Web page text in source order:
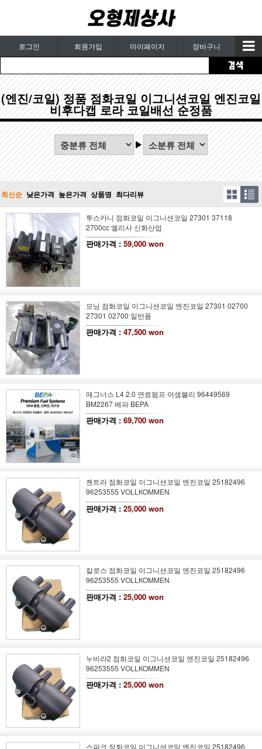
로그인 회원가입 마이페이지 장바구니
(엔진/코일) 정품 점화코일 이그니션코일 엔진코일
비후다캡 로라 코일배선 순정품
최신순 낮은가격 높은가격 상품명 최다리뷰
투스카니 점화코일 이그니션코일 27301 37118
2700cc 엘리사 신화산업
판매가격 : 59,000 won
모닝 점화코일 이그니션코일 엔진코일 27301 02700
27301 02700 일반품
판매가격 : 47,500 won
매그너스 L4 2.0 연료펌프 어셈블리 96449569
BM2267 베파 BEPA
판매가격 : 69,700 won
젠트라 점화코일 이그니션코일 엔진코일 25182496
96253555 VOLLKOMMEN
판매가격 : 25,000 won
칼로스 점화코일 이그니션코일 엔진코일 25182496
96253555 VOLLKOMMEN
판매가격 : 25,000 won
누비라2 점화코일 이그니션코일 엔진코일 25182496
96253555 VOLLKOMMEN
판매가격 : 25,000 won
스파크 점화코일 이그니션코일 엔진코일 25182496